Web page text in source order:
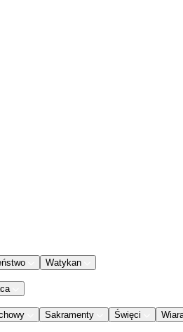
Watykan
Sakramenty Święci